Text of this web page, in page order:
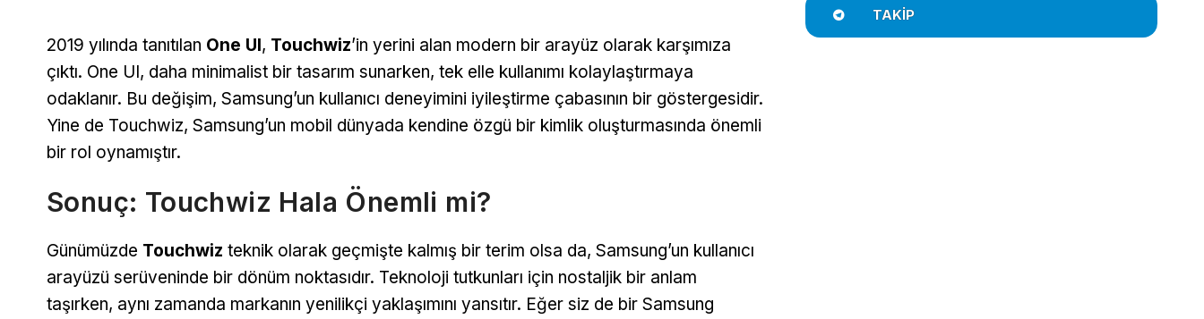
2019 yılında tanıtılan One UI, Touchwiz’in yerini alan modern bir arayüz olarak karşımıza
çıktı. One UI, daha minimalist bir tasarım sunarken, tek elle kullanımı kolaylaştırmaya
odaklanır. Bu değişim, Samsung’un kullanıcı deneyimini iyileştirme çabasının bir göstergesidir.
Yine de Touchwiz, Samsung’un mobil dünyada kendine özgü bir kimlik oluşturmasında önemli
bir rol oynamıştır.
Sonuç: Touchwiz Hala Önemli mi?
Günümüzde Touchwiz teknik olarak geçmişte kalmış bir terim olsa da, Samsung’un kullanıcı
arayüzü serüveninde bir dönüm noktasıdır. Teknoloji tutkunları için nostaljik bir anlam
taşırken, aynı zamanda markanın yenilikçi yaklaşımını yansıtır. Eğer siz de bir Samsung
TAKIP